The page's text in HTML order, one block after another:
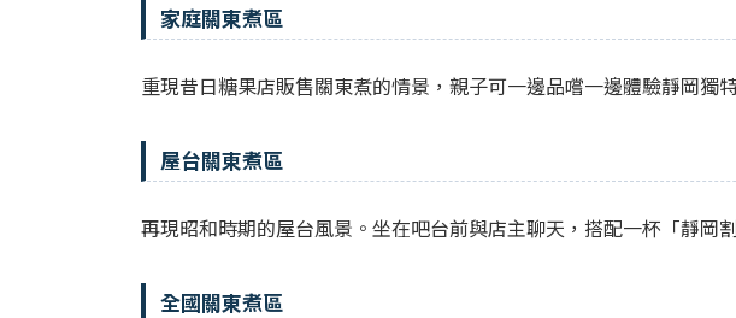
家庭關東煮區
重現昔日糖果店販售關東煮的情景，親子可一邊品嚐一邊體驗靜岡獨
屋台關東煮區
再現昭和時期的屋台風景。坐在吧台前與店主聊天，搭配一杯「靜岡
全國關東煮區